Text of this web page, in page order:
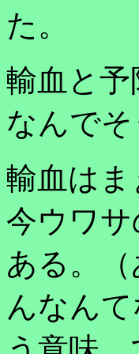
た。
輸血と
なんで
輸血は
今ウワ
ある。
んなん